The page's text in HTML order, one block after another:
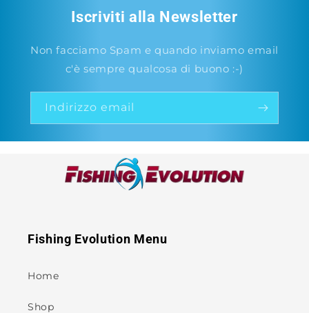
Iscriviti alla Newsletter
Non facciamo Spam e quando inviamo email
c'è sempre qualcosa di buono :-)
Indirizzo email
Fishing Evolution Menu
Home
Shop